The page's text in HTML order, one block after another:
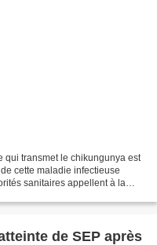
qui transmet le chikungunya est
cette maladie infectieuse
sanitaires appellent à la
de SEP après